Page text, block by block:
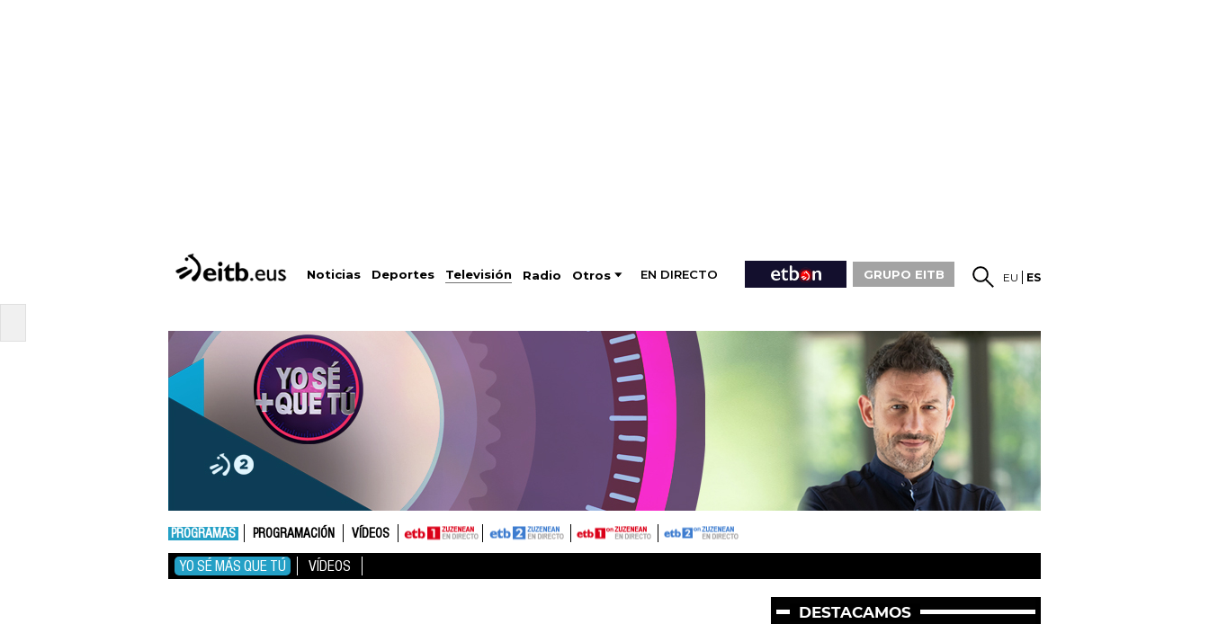
Noticias Deportes Televisión Radio Otros EN DIRECTO GRUPO EITB EU ES
PROGRAMAS PROGRAMACIÓN VÍDEOS
YO SÉ MÁS QUE TÚ VÍDEOS
DESTACAMOS